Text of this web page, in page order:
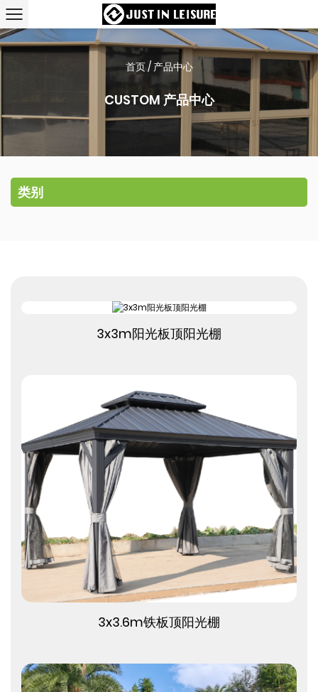
首页/产品中心
CUSTOM 产品中心
类别
查看更多
3x3m阳光板顶阳光棚
查看更多
3x3.6m铁板顶阳光棚